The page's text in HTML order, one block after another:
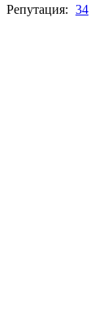
Репутация: 34